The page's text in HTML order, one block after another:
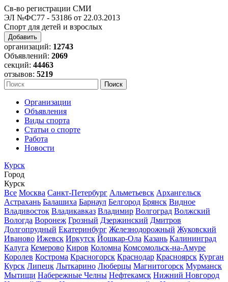
Св-во регистрации СМИ
ЭЛ №ФС77 - 53186 от 22.03.2013
Спорт для детей и взрослых
Добавить
организаций: 12743
Объявлений: 2069
секций: 44463
отзывов: 5219
Организации
Объявления
Виды спорта
Статьи о спорте
Работа
Новости
Курск
Город
Курск
Все Москва Санкт-Петербург Альметьевск Архангельск
Астрахань Балашиха Барнаул Белгород Брянск Видное
Владивосток Владикавказ Владимир Волгоград Волжский
Вологда Воронеж Грозный Дзержинский Дмитров
Долгопрудный Екатеринбург Железнодорожный Жуковский
Иваново Ижевск Иркутск Йошкар-Ола Казань Калининград
Калуга Кемерово Киров Коломна Комсомольск-на-Амуре
Королев Кострома Красногорск Краснодар Красноярск Курган
Курск Липецк Лыткарино Люберцы Магнитогорск Мурманск
Мытищи Набережные Челны Нефтекамск Нижний Новгород